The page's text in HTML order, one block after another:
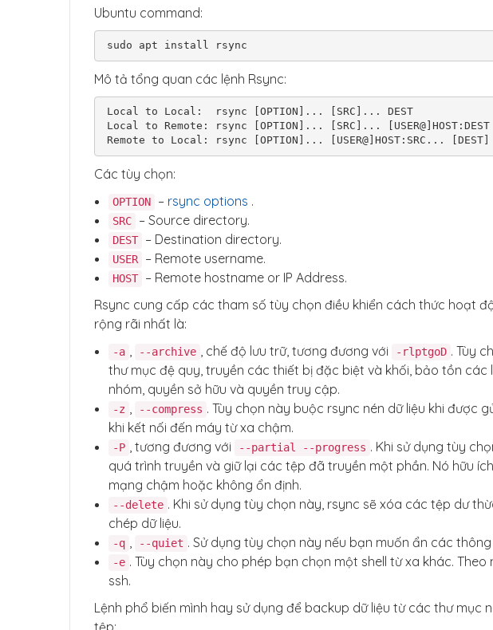
Ubuntu command:
sudo apt install rsync
Mô tả tổng quan các lệnh Rsync:
Local to Local:  rsync [OPTION]... [SRC]... DEST
Local to Remote: rsync [OPTION]... [SRC]... [USER@]HOST:DEST
Các tùy chọn:
OPTION – rsync options .
SRC – Source directory.
DEST – Destination directory.
USER – Remote username.
HOST
– Remote hostname or IP Address.
Rsync cung cấp các tham số tùy chọn điều khiển cách thức hoạt
rộng rãi nhất là:
-a --archive , chế độ lưu trữ, tương đương với -rlptgoD . Tùy
thư mục đệ quy, truyền các thiết bị đặc biệt và khối, bảo tồn các
nhóm, quyền sở hữu và quyền truy cập.
-z --compress . Tùy chọn này buộc rsync nén dữ liệu khi được
khi kết nối đến máy từ xa chậm.
-P , tương đương với --partial --progress . Khi sử dụng tùy
quá trình truyền và giữ lại các tệp đã truyền một phần. Nó hữu
mạng chậm hoặc không ổn định.
--delete . Khi sử dụng tùy chọn này, rsync sẽ xóa các tệp dư
chép dữ liệu.
-q --quiet . Sử dụng tùy chọn này nếu bạn muốn ẩn các
-e . Tùy chọn này cho phép bạn chọn một shell từ xa khác.
ssh.
Lệnh phổ biến mình hay sử dụng để backup dữ liệu từ các thư mục
tệp: